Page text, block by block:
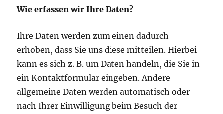
Wie erfassen wir Ihre Daten?
Ihre Daten werden zum einen dadurch
erhoben, dass Sie uns diese mitteilen. Hierbei
kann es sich z. B. um Daten handeln, die Sie in
ein Kontaktformular eingeben. Andere
allgemeine Daten werden automatisch oder
nach Ihrer Einwilligung beim Besuch der